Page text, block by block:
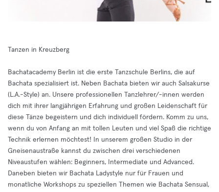
Tanzen in Kreuzberg
Bachatacademy Berlin ist die erste Tanzschule Berlins, die auf
Bachata spezialisiert ist. Neben Bachata bieten wir auch Salsakurse
(L.A.-Style) an. Unsere professionellen Tanzlehrer/-innen werden
dich mit ihrer langjährigen Erfahrung und großen Leidenschaft für
diese Tänze begeistern und dich individuell fördern. Komm zu uns,
wenn du von Anfang an mit tollen Leuten und viel Spaß die richtige
Technik erlernen möchtest! In unserem großen Studio in der
Gneisenaustraße kannst du zwischen drei verschiedenen
Niveaustufen wählen: Beginners, Intermediate und Advanced.
Daneben bieten wir Bachata Ladystyle nur für Frauen und
monatliche Workshops zu speziellen Themen wie Bachata Sensual,